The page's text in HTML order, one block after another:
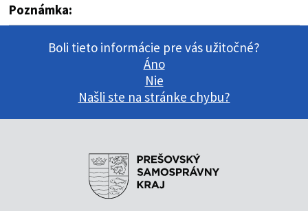
Poznámka:
Boli tieto informácie pre vás užitočné?
Áno
Nie
Našli ste na stránke chybu?